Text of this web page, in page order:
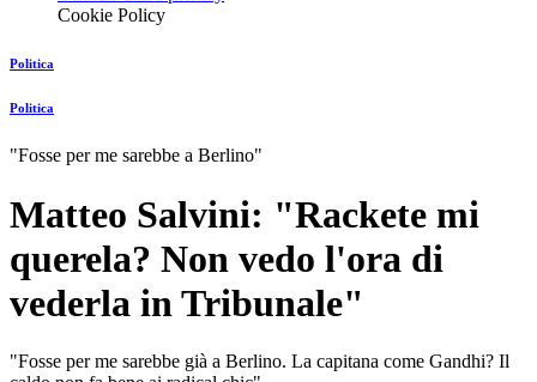
Cookie Policy
Politica
Politica
"Fosse per me sarebbe a Berlino"
Matteo Salvini: "Rackete mi
querela? Non vedo l'ora di
vederla in Tribunale"
"Fosse per me sarebbe già a Berlino. La capitana come Gandhi? Il